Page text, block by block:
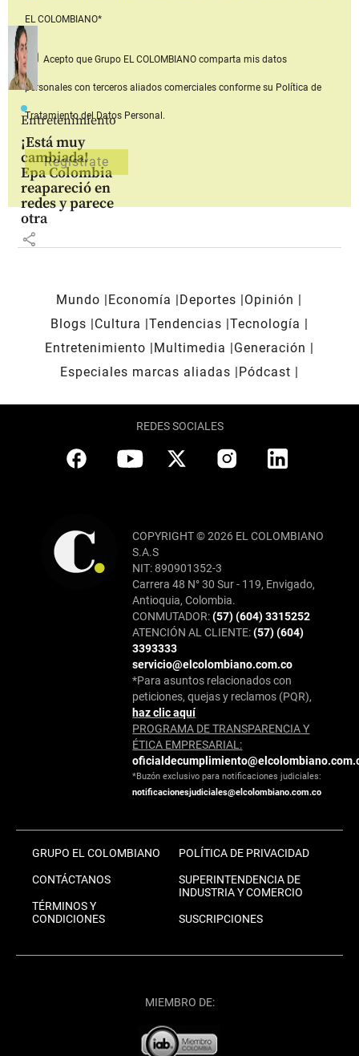
Entretenimiento
¡Está muy
cambiada!
Epa Colombia
reapareció en
redes y parece
otra
share
EL COLOMBIANO*
Acepto que Grupo EL COLOMBIANOcomparta mis datos
personales con terceros aliados comerciales conforme su Política de
Tratamiento del Datos Personal.
Mundo Economía Deportes
Opinión
Blogs
Cultura Tendencias Tecnología
Entretenimiento
Multimedia
Generación
Especiales marcas aliadas
Pódcast
REDES SOCIALES
COPYRIGHT © 2026 EL COLOMBIANO
S.A.S
NIT: 890901352-3
Carrera 48 N° 30 Sur - 119, Envigado,
Antioquia, Colombia.
CONMUTADOR:(57) (604) 3315252
ATENCIÓN AL CLIENTE:(57) (604)
3393333
servicio@elcolombiano.com.co
*Para asuntos relacionados con
peticiones, quejas y reclamos (PQR),
haz clic aquí
PROGRAMA DE TRANSPARENCIA Y
ÉTICA EMPRESARIAL:
*Buzón exclusivo para notificaciones judiciales:
notificacionesjudiciales@elcolombiano.com.co
GRUPO EL COLOMBIANO
CONTÁCTANOS
TÉRMINOS Y
CONDICIONES
POLÍTICA DE PRIVACIDAD
SUPERINTENDENCIA DE
INDUSTRIA Y COMERCIO
SUSCRIPCIONES
MIEMBRO DE: